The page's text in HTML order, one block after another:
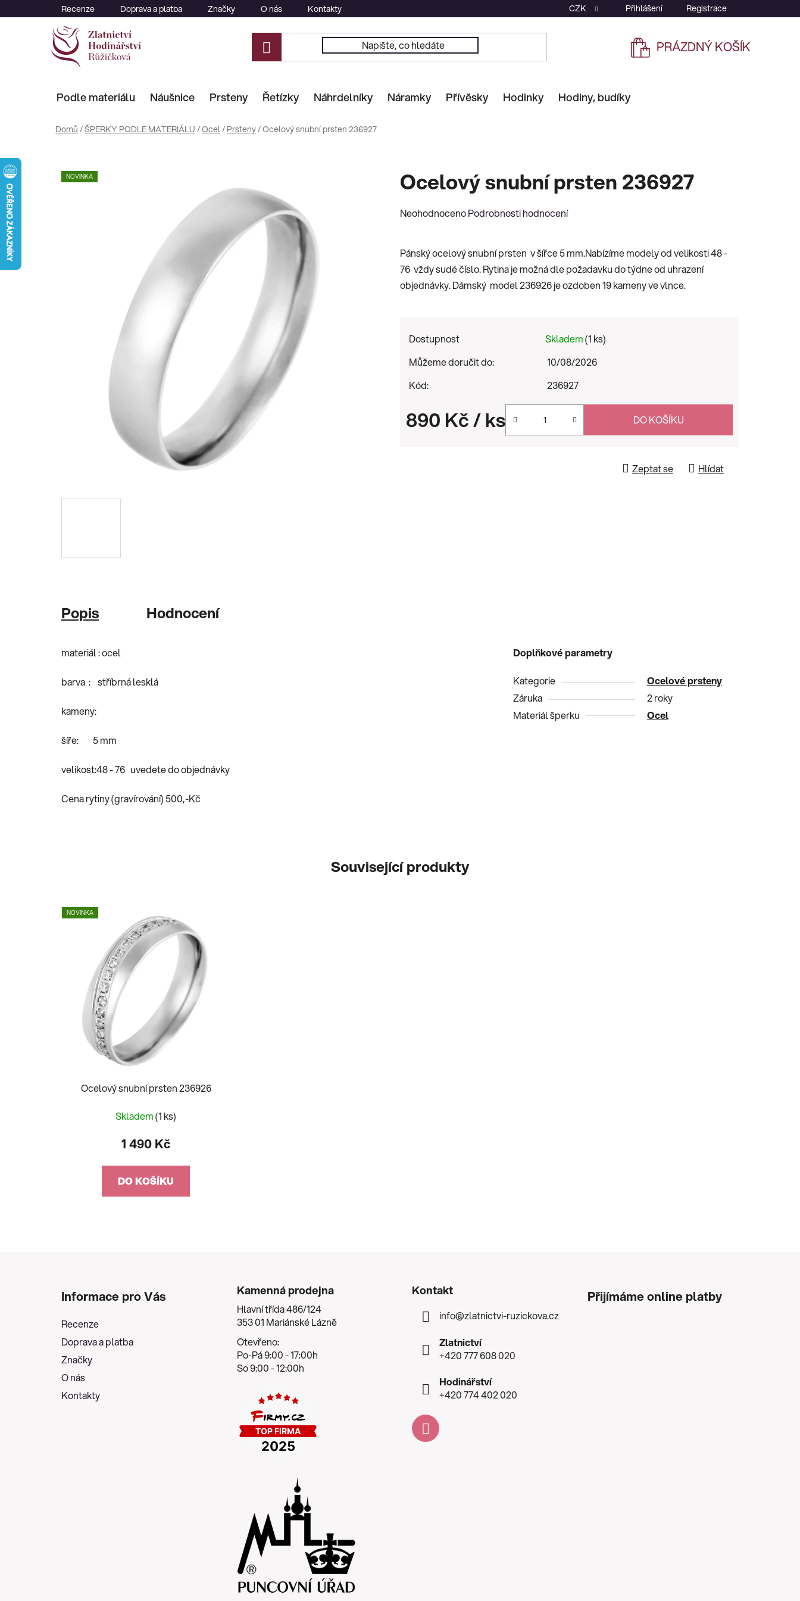
na
Recenze Doprava a platba Značky O nás Kontakty CZK Přihlášení Registrace
NÁKUPNÍ
PRÁZDNÝ KOŠÍK
Podle materiálu Náušnice Prsteny Řetízky Náhrdelníky Náramky Přívěsky Hodinky Hodiny, budíky
Domů /ŠPERKY PODLE MATERIÁLU /Ocel/ Prsteny/Ocelový snubní prsten 236927
Ocelový snubní prsten 236927
Průměrné
je
0,0
z
NeohodnocenoPodrobnosti hodnocení
Pánský ocelový snubní prsten v šířce 5 mm.Nabízíme modely od velikosti 48 -
76 vždy sudé číslo. Rytina je možná dle požadavku do týdne od uhrazení
objednávky. Dámský model 236926 je ozdoben 19 kameny ve vlnce.
Dostupnost Skladem(1 ks)
Můžeme doručit do:
10/08/2026
Kód:
236927
890 Kč/ ks DO KOŠÍKU
Zeptat se Hlídat
NOVINKA
Popis Hodnocení
materiál : ocel
barva : stříbrná lesklá
kameny:
šíře: 5 mm
velikost:48 - 76 uvedete do objednávky
Cena rytiny (gravírování) 500,-Kč
Doplňkové parametry
Kategorie
Ocelové prsteny
Záruka
2 roky
Materiál šperku
Ocel
Související produkty
NOVINKA
Ocelový snubní prsten 236926
Skladem(1 ks)
1 490 Kč
DO KOŠÍKU
Informace pro Vás
Recenze
Doprava a platba
Značky
O nás
Kontakty
Kamenná prodejna
Hlavní třída 486/124
353 01 Mariánské Lázně
Otevřeno:
Po-Pá 9:00 - 17:00h
So 9:00 - 12:00h
Kontakt
info@zlatnictvi-ruzickova.cz
Zlatnictví
+420 777 608 020
Hodinářství
+420 774 402 020
Přijímáme online platby